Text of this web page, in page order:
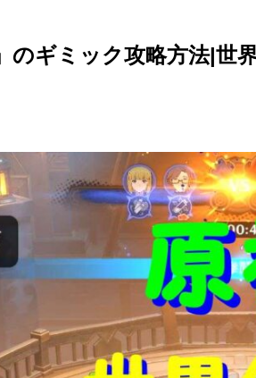
のギミック攻略方法|世